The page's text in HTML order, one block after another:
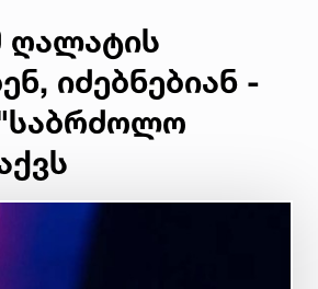
ღალატის
იძებნებიან -
"საბრძოლო